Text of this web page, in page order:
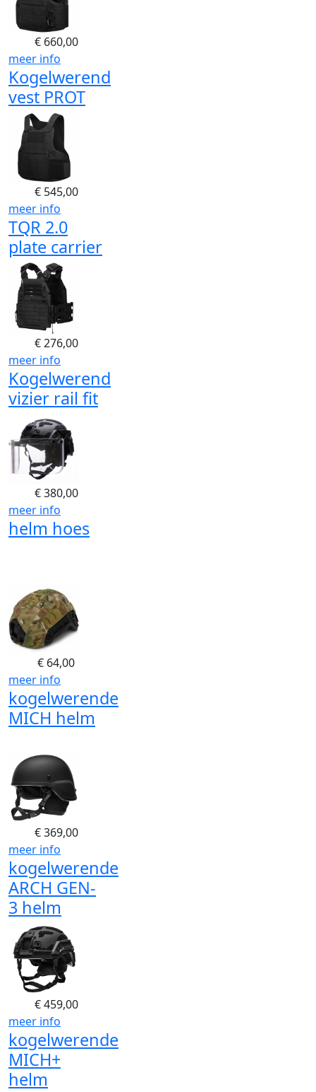
€ 660,00
meer info
Kogelwerend
vest PROT
€ 545,00
meer info
TQR 2.0
plate carrier
€276,00
meer info
Kogelwerend
vizier rail fit
€380,00
meer info
helm hoes
€ 64,00
meer info
kogelwerende
MICH helm
€369,00
meer info
kogelwerende
ARCH GEN-
3 helm
€459,00
meer info
kogelwerende
MICH+
helm